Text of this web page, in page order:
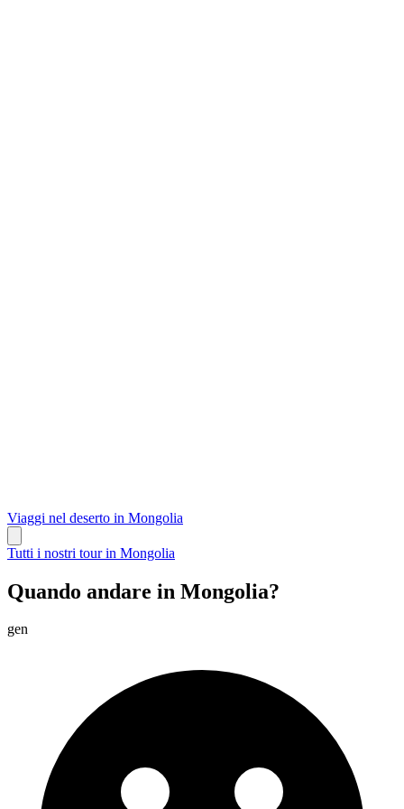
Viaggi nel deserto in Mongolia
Tutti i nostri tour in Mongolia
Quando andare in Mongolia?
gen